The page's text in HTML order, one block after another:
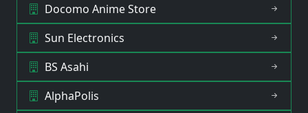
Docomo Anime Store
Sun Electronics
BS Asahi
AlphaPolis